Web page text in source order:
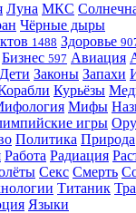
Луна МКС
Чёрные дыры
1488 Здоровье
Бизнес 597 Авиация
Дети Законы Запахи
Курьёзы
Мифы
игры
Политика Природа
Работа Радиация
Секс Смерть
Титаник
Языки